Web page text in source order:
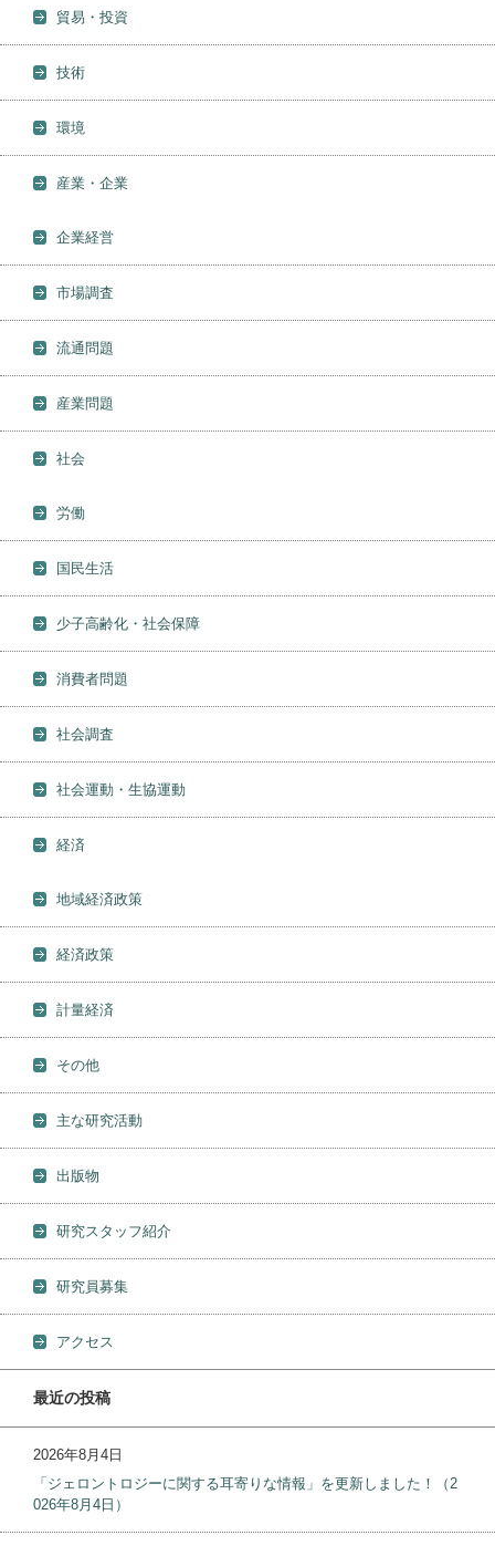
貿易・投資
技術
環境
産業・企業
企業経営
市場調査
流通問題
産業問題
社会
労働
国民生活
少子高齢化・社会保障
消費者問題
社会調査
社会運動・生協運動
経済
地域経済政策
経済政策
計量経済
その他
主な研究活動
出版物
研究スタッフ紹介
研究員募集
アクセス
最近の投稿
2026年8月4日
「ジェロントロジーに関する耳寄りな情報」を更新しました！（2
026年8月4日）